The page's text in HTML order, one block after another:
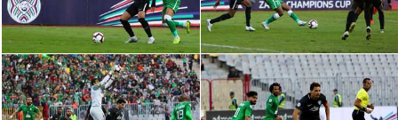
الكرة الأوروبية
الكرة الإفريقية
منتخب مصر